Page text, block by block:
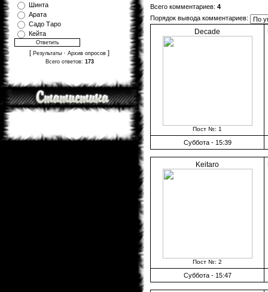
Шинта
Арата
Садо Таро
Кейта
[ Результаты · Архив опросов ]
Всего ответов: 173
Всего комментариев: 4
Порядок вывода комментариев:
Decade
Пост №: 1
Суббота - 15:39
Keitaro
Пост №: 2
Суббота - 15:47